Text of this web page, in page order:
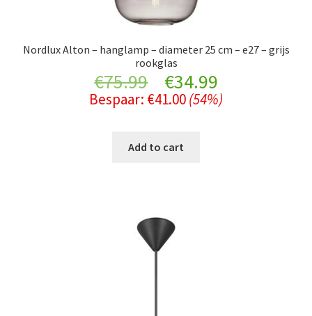
Nordlux Alton – hanglamp – diameter 25 cm – e27 – grijs
rookglas
€75.99
Original
price
was:
€34.99Current
price
Bespaar: €41.00(54%)
Add to cart